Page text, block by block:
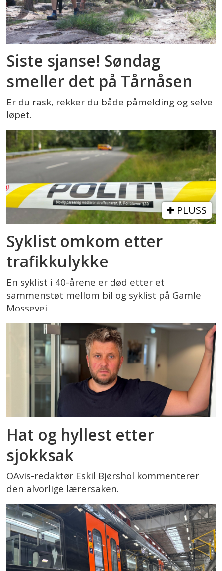
Siste sjanse! Søndag
smeller det på Tårnåsen
Er du rask, rekker du både påmelding og selve
løpet.
PLUSS
Syklist omkom etter
trafikkulykke
En syklist i 40-årene er død etter et
sammenstøt mellom bil og syklist på Gamle
Mossevei.
Hat og hyllest etter
sjokksak
OAvis-redaktør Eskil Bjørshol kommenterer
den alvorlige lærersaken.